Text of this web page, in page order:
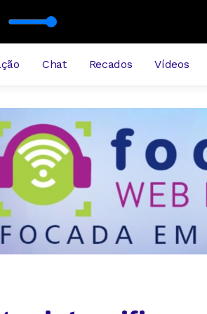
Chat Recados Vídeos